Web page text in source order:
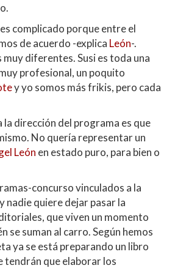
complicado porque entre el
de acuerdo -explica León-.
diferentes. Susi es toda una
profesional, un poquito
y yo somos más frikis, pero cada
la dirección del programa es que
No quería representar un
León en estado puro, para bien o
concurso vinculados a la
nadie quiere dejar pasar la
que viven un momento
se suman al carro. Según hemos
ya se está preparando un libro
tendrán que elaborar los